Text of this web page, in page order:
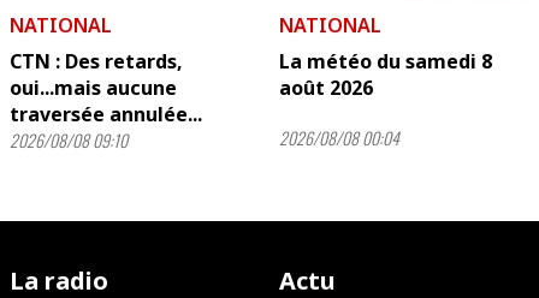
NATIONAL
CTN : Des retards,
oui...mais aucune
traversée annulée...
2026/08/08 09:10
NATIONAL
La météo du samedi 8
août 2026
2026/08/08 00:04
La radio Actu